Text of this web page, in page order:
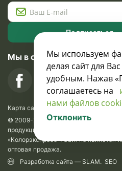
Подписаться
Мы в социальных сетях
Карта сайта
© 2009-2026 Krasavik.by. Сувениры
продукция и сувениры с логотипом.
«Колорэкспресс». Сайт не является
оптовая продажа.
Разработка сайта — SLAM. SEO
Мы используем
делая сайт для
удобным. Нажав
соглашаетесь на
нами файлов
Отклонить